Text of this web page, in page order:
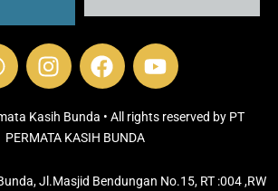
I
n
t
a
F
a
e
b
Y
o
t
Kasih Bunda • All rights reserved by PT
PERMATA KASIH BUNDA
Jl.Masjid Bendungan No.15, RT :004 ,RW